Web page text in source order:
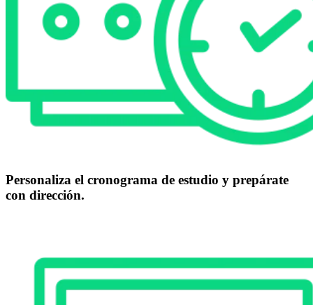
Personaliza el cronograma de estudio y prepárate
con dirección.